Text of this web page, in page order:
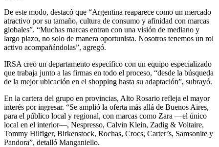
De este modo, destacó que “Argentina reaparece como un mercado
atractivo por su tamaño, cultura de consumo y afinidad con marcas
globales”. “Muchas marcas entran con una visión de mediano y
largo plazo, no solo de manera oportunista. Nosotros tenemos un rol
activo acompañándolas”, agregó.
IRSA creó un departamento específico con un equipo especializado
que trabaja junto a las firmas en todo el proceso, “desde la búsqueda
de la mejor ubicación en el shopping hasta su adaptación”, subrayó.
En la cartera del grupo en provincias, Alto Rosario refleja el mayor
interés por ingresar. “Se amplió la oferta más allá de Buenos Aires,
para el público local y regional, con marcas como Zara —el único
local en el interior—, Nespresso, Calvin Klein, Zadig & Voltaire,
Tommy Hilfiger, Birkenstock, Rochas, Crocs, Carter’s, Samsonite y
Pandora”, detalló Manganiello.